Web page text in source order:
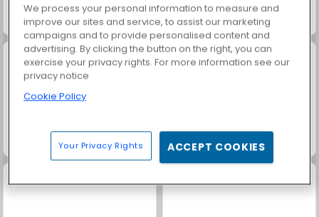
Jewel Garden Story Masha and the Bear: Meadows
Royal Story Scala 40
We process your personal information to measure and
improve our sites and service, to assist our marketing
campaigns and to provide personalised content and
advertising. By clicking the button on the right, you can
exercise your privacy rights. For more information see our
privacy notice
Cookie Policy
Your Privacy Rights ACCEPT COOKIES